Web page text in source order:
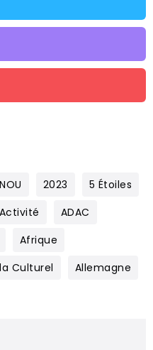
2023
5 Étoiles
Activité
ADAC
Afrique
Culturel Allemagne